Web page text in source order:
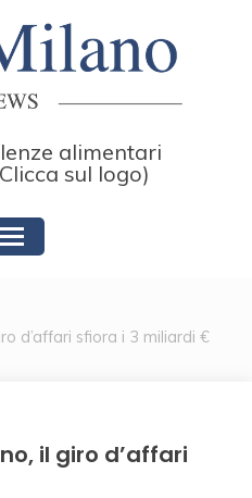
alimentari
sul logo)
d’affari sfiora i 3 miliardi €
il giro d’affari